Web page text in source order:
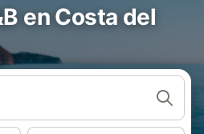
en Costa del